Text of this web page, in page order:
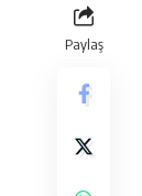
Paylaş